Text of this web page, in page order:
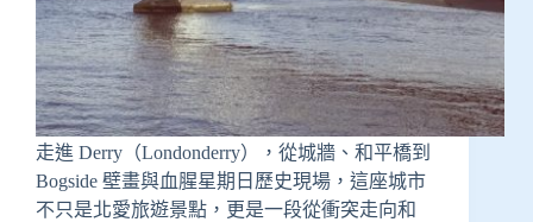
走進 Derry（Londonderry），從城牆、和平橋到
Bogside 壁畫與血腥星期日歷史現場，這座城市
不只是北愛旅遊景點，更是一段從衝突走向和